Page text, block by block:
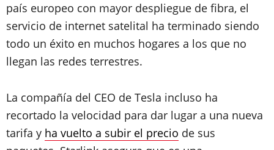
país europeo con mayor despliegue de fibra, el
servicio de internet satelital ha terminado siendo
todo un éxito en muchos hogares a los que no
llegan las redes terrestres.
La compañía del CEO de Tesla incluso ha
recortado la velocidad para dar lugar a una nueva
tarifa y ha vuelto a subir el precio de sus